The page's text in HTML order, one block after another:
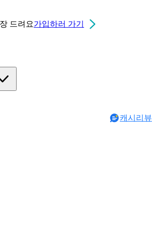
드려요가입하러 가기
캐시리뷰